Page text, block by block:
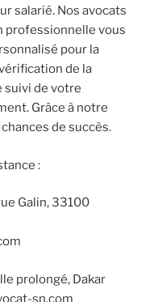
salarié. Nos avocats
professionnelle vous
pour la
de la
suivi de votre
Grâce à notre
de succès.
:
Galin, 33100
prolongé, Dakar
sn.com